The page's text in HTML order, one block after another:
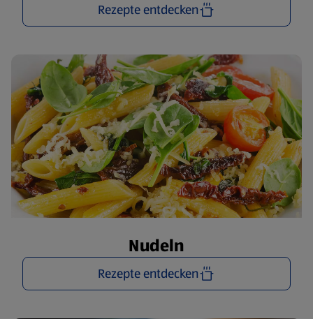
Rezepte entdecken
Nudeln
Rezepte entdecken